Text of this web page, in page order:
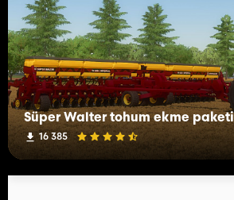
Süper Walter tohum ekme paketi
16 385